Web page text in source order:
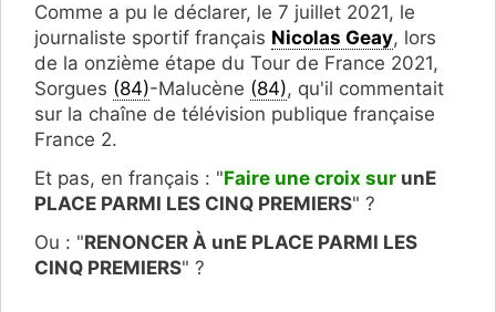
Comme a pu le déclarer, le 7 juillet 2021, le
journaliste sportif français Nicolas Geay, lors
de la onzième étape du Tour de France 2021,
Sorgues (84)-Malucène (84), qu'il commentait
sur la chaîne de télévision publique française
France 2.
Et pas, en français : "Faire une croix sur unE
PLACE PARMI LES CINQ PREMIERS" ?
Ou : "RENONCER À unE PLACE PARMI LES
CINQ PREMIERS" ?